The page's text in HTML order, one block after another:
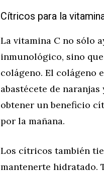
Cítricos para la
La vitamina C no sólo
inmunológico, sino
colágeno. El colágeno
abastécete de
obtener un beneficio
por la mañana.
Los cítricos también
mantenerte hidratado.